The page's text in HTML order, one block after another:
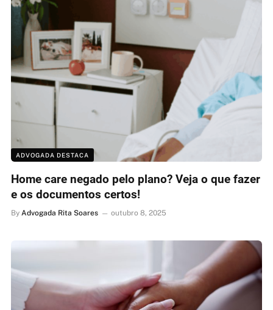
ADVOGADA DESTACA
Home care negado pelo plano? Veja o que fazer
e os documentos certos!
By Advogada Rita Soares outubro 8, 2025